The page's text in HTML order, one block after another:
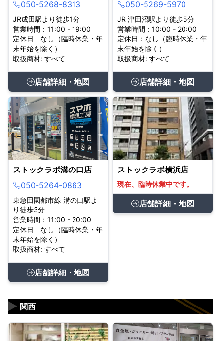
050-5268-8313
JR成田駅より徒歩1分
営業時間：11:00 - 19:00
定休日：なし（臨時休業・年
末年始を除く）
取扱商材: すべて
店舗詳細・地図
050-5269-5970
JR 津田沼駅より徒歩5分
営業時間：10:00 - 20:00
定休日：なし（臨時休業・年
末年始を除く）
取扱商材: すべて
店舗詳細・地図
ストックラボ溝の口店
050-5264-0863
東急田園都市線 溝の口駅よ
り徒歩3分
営業時間：11:00 - 20:00
定休日：なし（臨時休業・年
末年始を除く）
取扱商材: すべて
店舗詳細・地図
ストックラボ横浜店
現在、臨時休業中です。
店舗詳細・地図
関西
▶